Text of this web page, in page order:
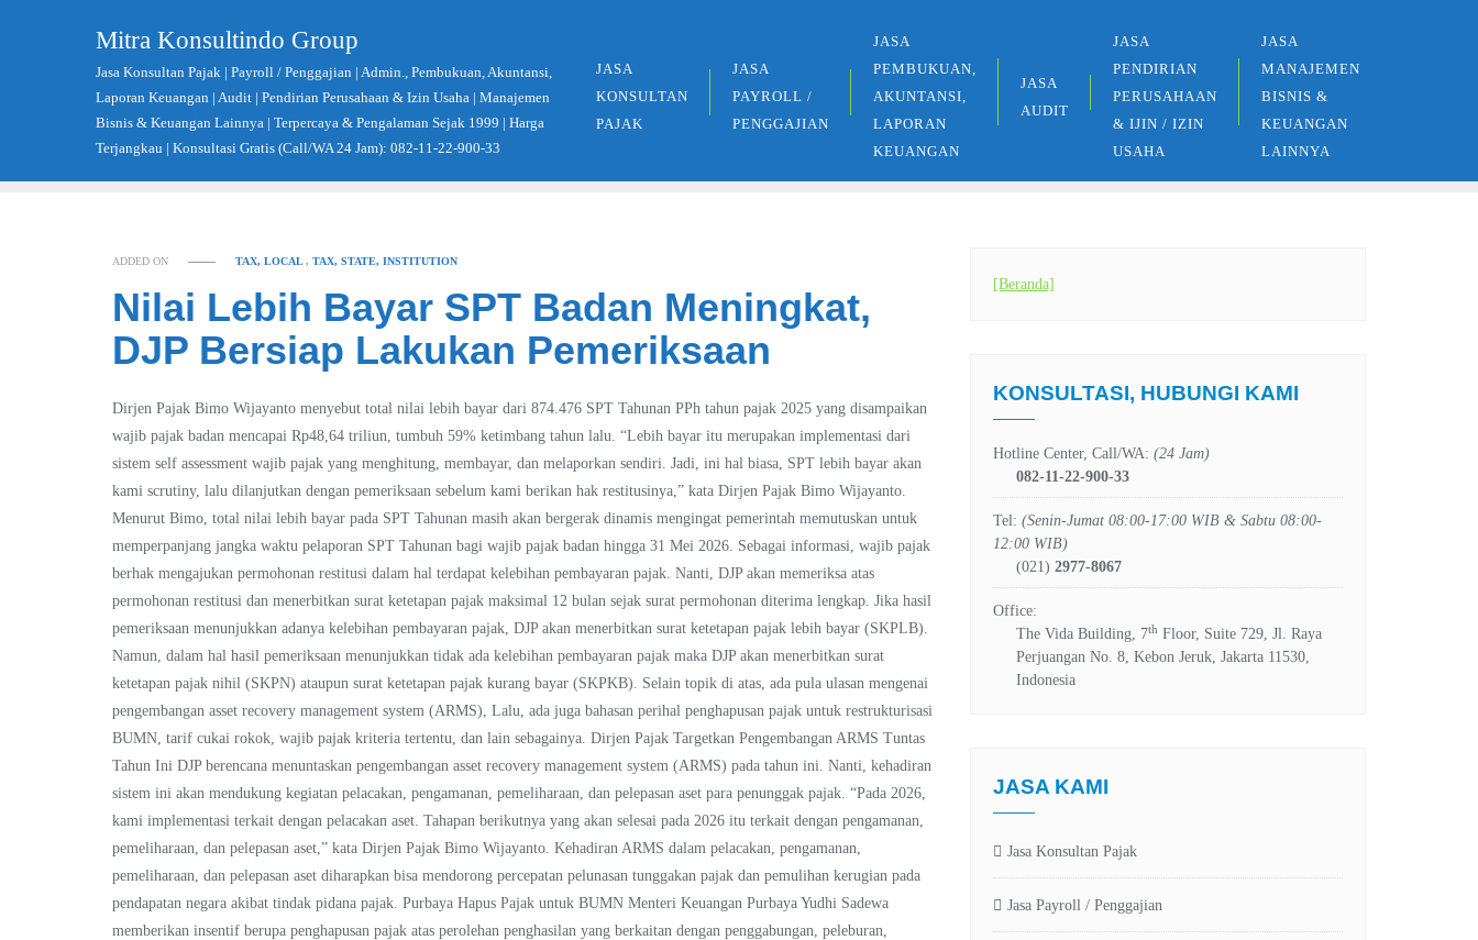
Mitra Konsultindo Group
Jasa Konsultan Pajak | Payroll / Penggajian | Admin., Pembukuan, Akuntansi,
Laporan Keuangan | Audit | Pendirian Perusahaan & Izin Usaha | Manajemen
Bisnis & Keuangan Lainnya | Terpercaya & Pengalaman Sejak 1999 | Harga
Terjangkau | Konsultasi Gratis (Call/WA 24 Jam): 082-11-22-900-33
JASA
KONSULTAN
PAJAK
JASA
PAYROLL /
PENGGAJIAN
JASA
PEMBUKUAN,
AKUNTANSI,
LAPORAN
KEUANGAN
JASA
AUDIT
JASA
PENDIRIAN
PERUSAHAAN
& IJIN / IZIN
USAHA
JASA
MANAJEMEN
BISNIS &
KEUANGAN
LAINNYA
ADDED ON TAX, LOCAL,TAX, STATE, INSTITUTION
Nilai Lebih Bayar SPT Badan Meningkat,
DJP Bersiap Lakukan Pemeriksaan
Dirjen Pajak Bimo Wijayanto menyebut total nilai lebih bayar dari 874.476 SPT Tahunan PPh tahun pajak 2025 yang disampaikan
wajib pajak badan mencapai Rp48,64 triliun, tumbuh 59% ketimbang tahun lalu. “Lebih bayar itu merupakan implementasi dari
sistem self assessment wajib pajak yang menghitung, membayar, dan melaporkan sendiri. Jadi, ini hal biasa, SPT lebih bayar akan
kami scrutiny, lalu dilanjutkan dengan pemeriksaan sebelum kami berikan hak restitusinya,” kata Dirjen Pajak Bimo Wijayanto.
Menurut Bimo, total nilai lebih bayar pada SPT Tahunan masih akan bergerak dinamis mengingat pemerintah memutuskan untuk
memperpanjang jangka waktu pelaporan SPT Tahunan bagi wajib pajak badan hingga 31 Mei 2026. Sebagai informasi, wajib pajak
berhak mengajukan permohonan restitusi dalam hal terdapat kelebihan pembayaran pajak. Nanti, DJP akan memeriksa atas
permohonan restitusi dan menerbitkan surat ketetapan pajak maksimal 12 bulan sejak surat permohonan diterima lengkap. Jika hasil
pemeriksaan menunjukkan adanya kelebihan pembayaran pajak, DJP akan menerbitkan surat ketetapan pajak lebih bayar (SKPLB).
Namun, dalam hal hasil pemeriksaan menunjukkan tidak ada kelebihan pembayaran pajak maka DJP akan menerbitkan surat
ketetapan pajak nihil (SKPN) ataupun surat ketetapan pajak kurang bayar (SKPKB). Selain topik di atas, ada pula ulasan mengenai
pengembangan asset recovery management system (ARMS), Lalu, ada juga bahasan perihal penghapusan pajak untuk restrukturisasi
BUMN, tarif cukai rokok, wajib pajak kriteria tertentu, dan lain sebagainya. Dirjen Pajak Targetkan Pengembangan ARMS Tuntas
Tahun Ini DJP berencana menuntaskan pengembangan asset recovery management system (ARMS) pada tahun ini. Nanti, kehadiran
sistem ini akan mendukung kegiatan pelacakan, pengamanan, pemeliharaan, dan pelepasan aset para penunggak pajak. “Pada 2026,
kami implementasi terkait dengan pelacakan aset. Tahapan berikutnya yang akan selesai pada 2026 itu terkait dengan pengamanan,
pemeliharaan, dan pelepasan aset,” kata Dirjen Pajak Bimo Wijayanto. Kehadiran ARMS dalam pelacakan, pengamanan,
pemeliharaan, dan pelepasan aset diharapkan bisa mendorong percepatan pelunasan tunggakan pajak dan pemulihan kerugian pada
pendapatan negara akibat tindak pidana pajak. Purbaya Hapus Pajak untuk BUMN Menteri Keuangan Purbaya Yudhi Sadewa
memberikan insentif berupa penghapusan pajak atas perolehan penghasilan yang berkaitan dengan penggabungan, peleburan,
[Beranda]
KONSULTASI, HUBUNGI KAMI
Hotline Center, Call/WA: (24 Jam)
082-11-22-900-33
Tel: (Senin-Jumat 08:00-17:00 WIB & Sabtu 08:00-
12:00 WIB)
(021) 2977-8067
Office:
The Vida Building, 7th Floor, Suite 729, Jl. Raya
Perjuangan No. 8, Kebon Jeruk, Jakarta 11530,
Indonesia
JASA KAMI
Jasa Konsultan Pajak
Jasa Payroll / Penggajian